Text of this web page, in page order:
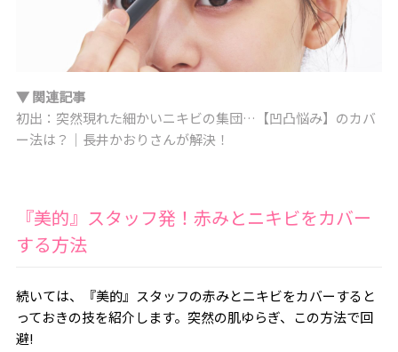
▼ 関連記事
初出：突然現れた細かいニキビの集団…【凹凸悩み】のカバ
ー法は？｜長井かおりさんが解決！
『美的』スタッフ発！赤みとニキビをカバー
する方法
続いては、『美的』スタッフの赤みとニキビをカバーすると
っておきの技を紹介します。突然の肌ゆらぎ、この方法で回
避!